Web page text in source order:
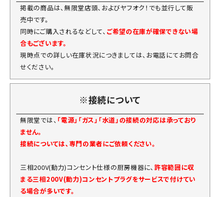
掲載の商品は、無限堂店頭、およびヤフオク！でも並行して販
売中です。
同時にご購入されるなどして、 ご希望の在庫が確保できない場
合もございます。
現時点での詳しい在庫状況につきましては、お電話にてお問合
せください。
※接続について
無限堂では、 「電源」「ガス」「水道」の接続の対応は承っており
ません。
接続については、専門の業者にご依頼ください。
三相200V(動力)コンセント仕様の厨房機器に、 許容範囲に収
まる三相200V(動力)コンセントプラグをサービスで付けてい
る場合が多いです。